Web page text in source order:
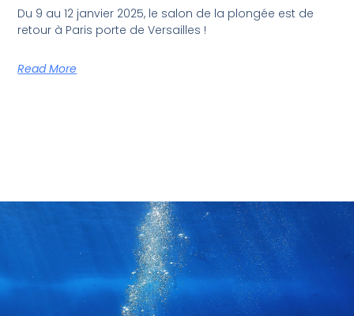
Du 9 au 12 janvier 2025, le salon de la plongée est de
retour à Paris porte de Versailles !
Read More